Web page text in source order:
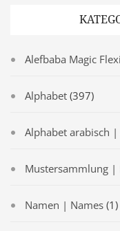
Alefbaba Magic Flexi
Alphabet (397)
Alphabet arabisch
Mustersammlung |
Namen | Names (1)